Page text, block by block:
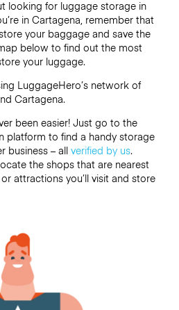
looking for luggage storage in
in Cartagena, remember that
your baggage and save the
below to find out the most
your luggage.
LuggageHero’s network of
Cartagena.
been easier! Just go to the
platform to find a handy storage
business – all verified by us.
the shops that are nearest
attractions you’ll visit and store